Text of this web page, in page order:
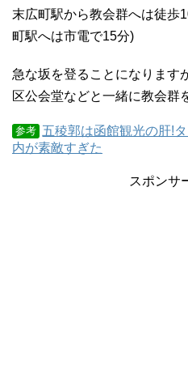
末広町駅から教会群へは徒歩
町駅へは市電で15分)
急な坂を登ることになります
区公会堂などと一緒に教会群
参考 五稜郭は函館観光の肝!
内が素敵すぎた
スポンサ